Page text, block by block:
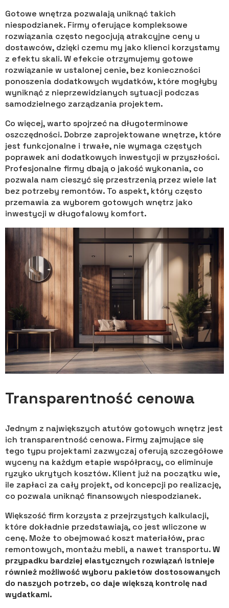
Gotowe wnętrza pozwalają uniknąć takich
niespodzianek. Firmy oferujące kompleksowe
rozwiązania często negocjują atrakcyjne ceny u
dostawców, dzięki czemu my jako klienci korzystamy
z efektu skali. W efekcie otrzymujemy gotowe
rozwiązanie w ustalonej cenie, bez konieczności
ponoszenia dodatkowych wydatków, które mogłyby
wyniknąć z nieprzewidzianych sytuacji podczas
samodzielnego zarządzania projektem.
Co więcej, warto spojrzeć na długoterminowe
oszczędności. Dobrze zaprojektowane wnętrze, które
jest funkcjonalne i trwałe, nie wymaga częstych
poprawek ani dodatkowych inwestycji w przyszłości.
Profesjonalne firmy dbają o jakość wykonania, co
pozwala nam cieszyć się przestrzenią przez wiele lat
bez potrzeby remontów. To aspekt, który często
przemawia za wyborem gotowych wnętrz jako
inwestycji w długofalowy komfort.
Transparentność cenowa
Jednym z największych atutów gotowych wnętrz jest
ich transparentność cenowa. Firmy zajmujące się
tego typu projektami zazwyczaj oferują szczegółowe
wyceny na każdym etapie współpracy, co eliminuje
ryzyko ukrytych kosztów. Klient już na początku wie,
ile zapłaci za cały projekt, od koncepcji po realizację,
co pozwala uniknąć finansowych niespodzianek.
Większość firm korzysta z przejrzystych kalkulacji,
które dokładnie przedstawiają, co jest wliczone w
cenę. Może to obejmować koszt materiałów, prac
remontowych, montażu mebli, a nawet transportu.W
przypadku bardziej elastycznych rozwiązań istnieje
również możliwość wyboru pakietów dostosowanych
do naszych potrzeb, co daje większą kontrolę nad
wydatkami.